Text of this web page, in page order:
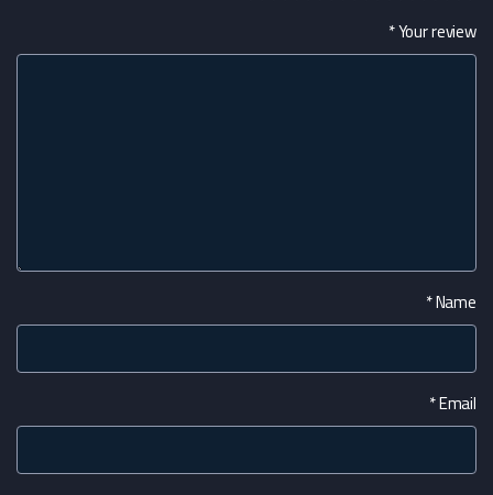
Your review
*
Name
*
Email
*